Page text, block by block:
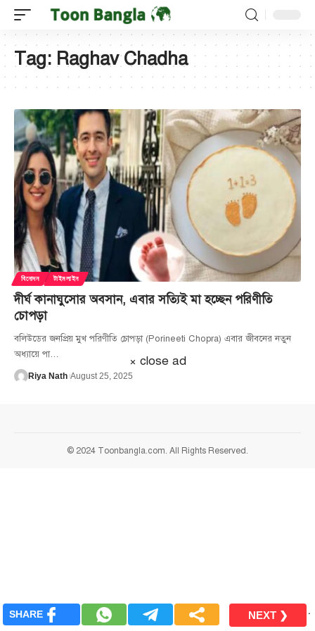
Tag: Raghav Chadha
বিনোদন টাইমলাইন
দীর্ঘ কানাঘুসোর অবসান, এবার সত্যিই মা হচ্ছেন পরিণীতি
চোপড়া
বলিউডের জনপ্রিয় মুখ পরিণীতি চোপড়া (Porineeti Chopra) এবার জীবনের নতুন
অধ্যায়ে পা…
Riya Nath August 25, 2025
© 2024 Toonbangla.com. All Rights Reserved.
× close ad
SHARE NEXT ❯ .